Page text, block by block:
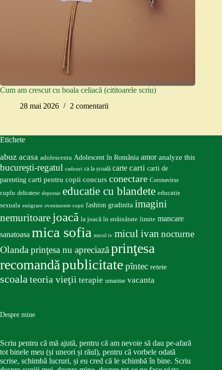
Cum am crescut cu boala celiacă (cititoarele scriu)
28 mai 2026
2 comentarii
Etichete
abuz acasa adolescenta Adolescent în România amor analyze this
bucureşti-regatul cadouri ca la școală carte carti carti de
parenting carti pentru copii concurs conectare Coronavirus
cuplu delicatese depresie educatie cu blandete educatie
sexuala emigrare evenimente copii fashion gradinita imagini
nemuritoare joacă la joacă în străinătate limite mancare
sanatoasa mica sofia micul iv micul ivan nocturne
Olandaprinţesa nu apreciazăprinţesa
recomandăpublicitate pîntec retete
scoalateoria vieţii terapie umanitar vacanta
Despre mine
Scriu pentru că mă ajută, pentru că am nevoie să dau pe-afară
tot binele meu (și uneori și răul), pentru că vorbele odată
scrise, schimbă lucruri, și eu cred că le schimbă în bine. Scriu